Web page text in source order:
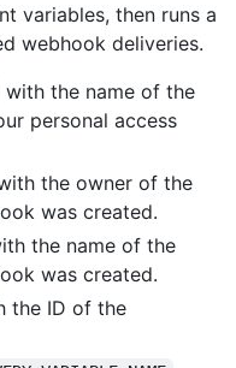
variables, then runs a
webhook deliveries.
with the name of the
personal access
the owner of the
was created.
the name of the
was created.
the ID of the